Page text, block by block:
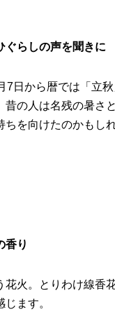
らしの声を聞きに
日から暦では「立秋
昔の人は名残の暑さ
ちを向けたのかもし
香り
花火。とりわけ線香
ます。